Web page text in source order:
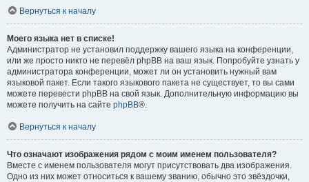
Вернуться к началу
Моего языка нет в списке!
Администратор не установил поддержку вашего языка на конференции,
или же просто никто не перевёл phpBB на ваш язык. Попробуйте узнать у
администратора конференции, может ли он установить нужный вам
языковой пакет. Если такого языкового пакета не существует, то вы сами
можете перевести phpBB на свой язык. Дополнительную информацию вы
можете получить на сайте phpBB®.
Вернуться к началу
Что означают изображения рядом с моим именем пользователя?
Вместе с именем пользователя могут присутствовать два изображения.
Одно из них может относиться к вашему званию, обычно это звёздочки,